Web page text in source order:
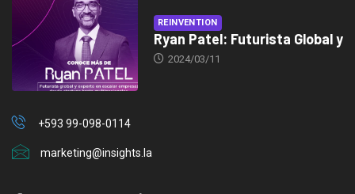
REINVENTION
Ryan Patel: Futurista Global y
2024/03/11
+593 99-098-0114
marketing@insights.la